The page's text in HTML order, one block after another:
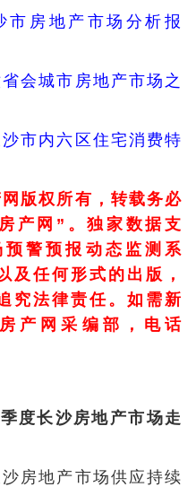
市房地产市场分析报
会城市房地产市场之
市内六区住宅消费特
版权所有，转载务必
产网”。独家数据支
警预报动态监测系
及任何形式的出版，
究法律责任。如需新
产网采编部，电话
度长沙房地产市场走
房地产市场供应持续